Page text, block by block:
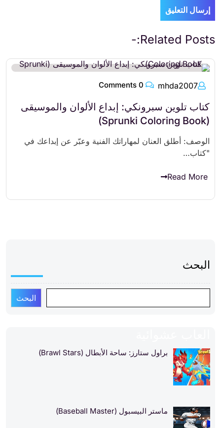
Related Posts:-
mhda2007
كتاب تلوين سبرونكي: إبداع الألوان والموسيقى
(Sprunki Coloring Book)
الوصف: أطلق العنان لمهاراتك الفنية وعبّر عن إبداعك في
"كتاب…
Read More
البحث
البحث
براول ستارز: ساحة الأبطال (Brawl Stars)
ماستر البيسبول (Baseball Master)